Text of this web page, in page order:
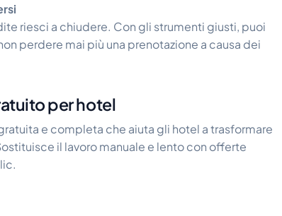
riesci a chiudere. Con gli strumenti giusti, puoi
perdere mai più una prenotazione a causa dei
per hotel
e completa che aiuta gli hotel a trasformare
il lavoro manuale e lento con offerte